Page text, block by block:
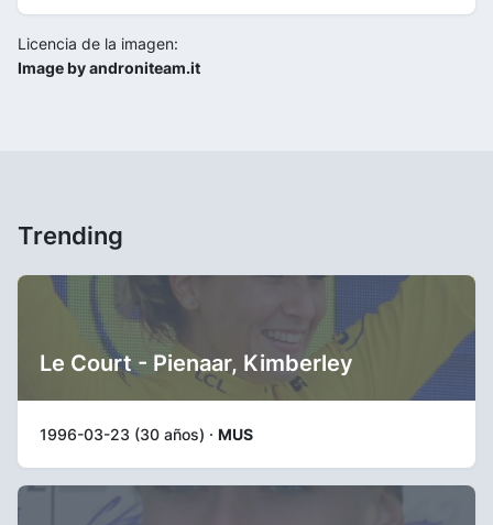
Licencia de la imagen:
Image by androniteam.it
Trending
Le Court - Pienaar, Kimberley
1996-03-23 (30 años) · MUS